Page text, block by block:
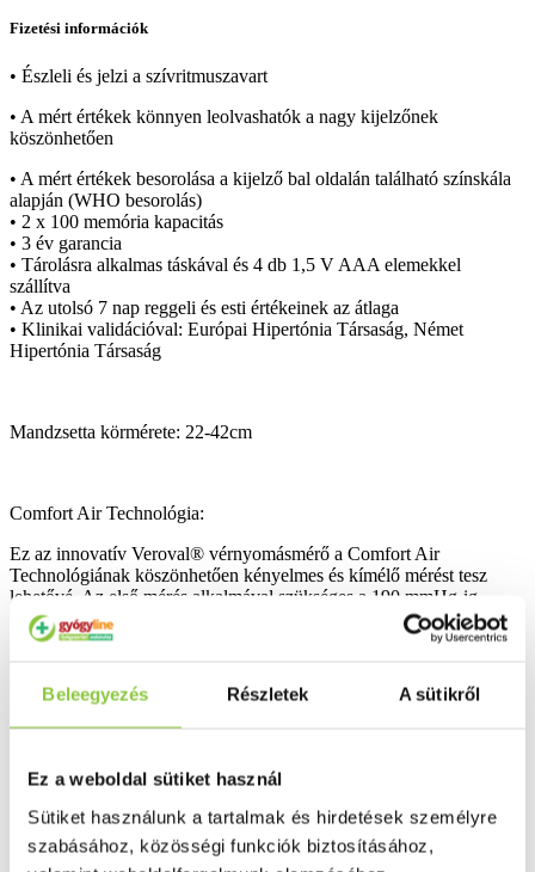
Beleegyezés Részletek A sütikről
Ez a weboldal sütiket használ
Sütiket használunk a tartalmak és hirdetések személyre
szabásához, közösségi funkciók biztosításához,
Fizetési információk
• Észleli és jelzi a szívritmuszavart
• A mért értékek könnyen leolvashatók a nagy kijelzőnek
köszönhetően
• A mért értékek besorolása a kijelző bal oldalán található színskála
alapján (WHO besorolás)
• 2 x 100 memória kapacitás
• 3 év garancia
• Tárolásra alkalmas táskával és 4 db 1,5 V AAA elemekkel
szállítva
• Az utolsó 7 nap reggeli és esti értékeinek az átlaga
• Klinikai validációval: Európai Hipertónia Társaság, Német
Hipertónia Társaság
Mandzsetta körmérete: 22-42cm
Comfort Air Technológia:
Ez az innovatív Veroval® vérnyomásmérő a Comfort Air
Technológiának köszönhetően kényelmes és kímélő mérést tesz
lehetővé. Az első mérés alkalmával szükséges a 190 mmHg-ig
történő felfújás. A további mérések alkalmával az inflációs nyomás
egyénre szabott, és a korábban mért értékek alapján történik, azaz a
elkerülve ezáltal a felkarszükségtelen elszorítását.
Hochdruckliga (DHL):
A Veroval® Compact felkaros vérnyomásmérő igazolt mérési
pontosságát a NémetHipertónia Társaság (DHL) szavatolja.